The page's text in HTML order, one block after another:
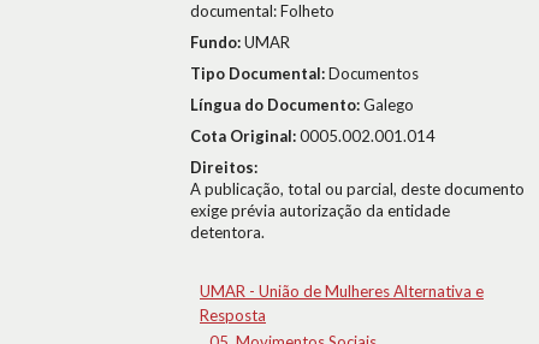
documental: Folheto
Fundo:UMAR
Tipo Documental:Documentos
Língua do Documento:Galego
Cota Original:0005.002.001.014
Direitos:
A publicação, total ou parcial, deste documento
exige prévia autorização da entidade
detentora.
UMAR - União de Mulheres Alternativa e
Resposta